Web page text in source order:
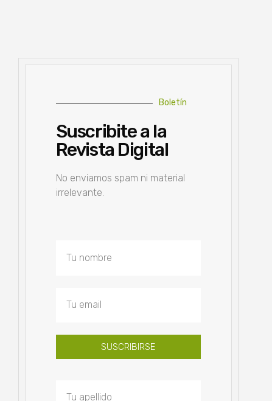
Boletín
Suscribite a la
Revista Digital
No enviamos spam ni material
irrelevante.
SUSCRIBIRSE